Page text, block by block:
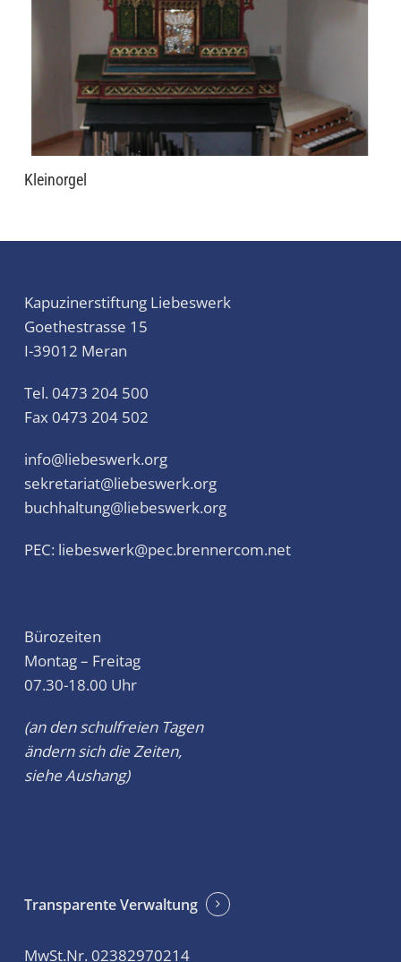
Kleinorgel
Kapuzinerstiftung Liebeswerk
Goethestrasse 15
I-39012 Meran
Tel. 0473 204 500
Fax 0473 204 502
info@liebeswerk.org
sekretariat@liebeswerk.org
buchhaltung@liebeswerk.org
PEC: liebeswerk@pec.brennercom.net
Bürozeiten
Montag – Freitag
07.30-18.00 Uhr
(an den schulfreien Tagen
ändern sich die Zeiten,
siehe Aushang)
Transparente Verwaltung
MwSt.Nr. 02382970214